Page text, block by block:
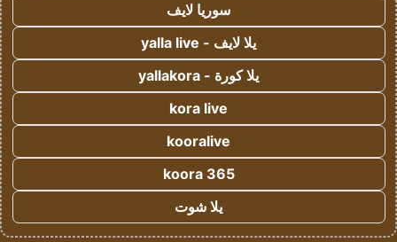
سوريا لايف
يلا لايف - yalla live
يلا كورة - yallakora
kora live
kooralive
koora 365
يلا شوت